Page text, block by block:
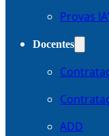
Provas
Docentes
ADD